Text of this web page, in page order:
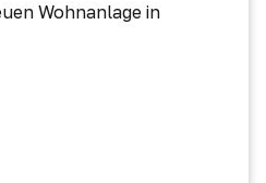
Wohnanlage in